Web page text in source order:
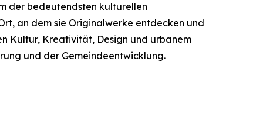
der bedeutendsten kulturellen
an dem sie Originalwerke entdecken und
Kultur, Kreativität, Design und urbanem
und der Gemeindeentwicklung.